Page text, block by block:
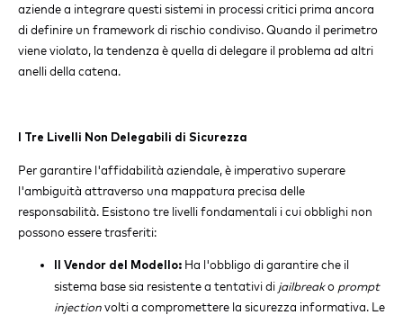
aziende a integrare questi sistemi in processi critici prima ancora
di definire un framework di rischio condiviso. Quando il perimetro
viene violato, la tendenza è quella di delegare il problema ad altri
anelli della catena.
I Tre Livelli Non Delegabili di Sicurezza
Per garantire l'affidabilità aziendale, è imperativo superare
l'ambiguità attraverso una mappatura precisa delle
responsabilità. Esistono tre livelli fondamentali i cui obblighi non
possono essere trasferiti:
Il Vendor del Modello: Ha l'obbligo di garantire che il
sistema base sia resistente a tentativi di jailbreako prompt
injectionvolti a compromettere la sicurezza informativa. Le